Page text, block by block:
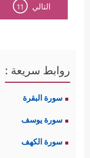
التالي 11
روابط سريعة :
سورة البقرة
سورة يوسف
سورة الكهف